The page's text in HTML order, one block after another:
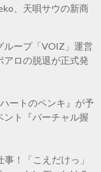
、天唄サウの新商
ループ「VOIZ」運営
アロの脱退が正式発
ートのペンキ』が予
ト『バーチャル握
！「こえだけっ」